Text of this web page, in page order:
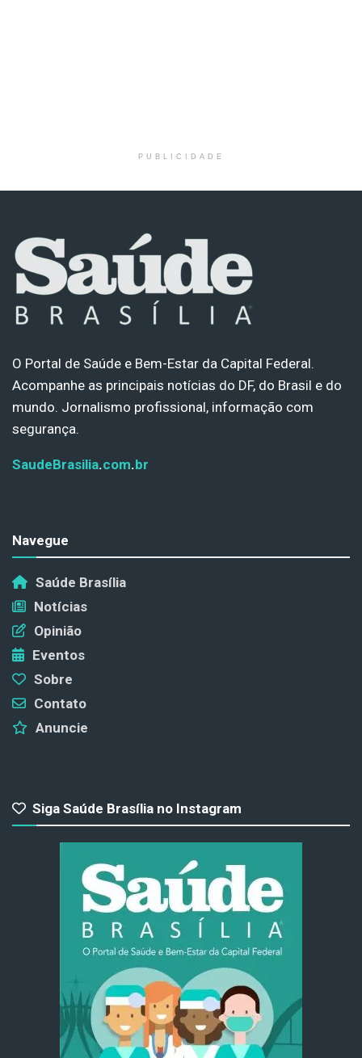
PUBLICIDADE
O Portal de Saúde e Bem-Estar da Capital Federal.
Acompanhe as principais notícias do DF, do Brasil e do
mundo. Jornalismo profissional, informação com
segurança.
SaudeBrasilia.com.br
Navegue
Saúde Brasília
Notícias
Opinião
Eventos
Sobre
Contato
Anuncie
Siga Saúde Brasília no Instagram